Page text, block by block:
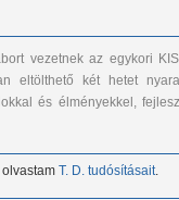
vezetnek az egykori
eltölthető két hetet
és élményekkel,
T. D. tudósításait.